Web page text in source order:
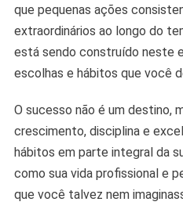
que pequenas ações
extraordinários ao longo do
está sendo construído neste
escolhas e hábitos que você
O sucesso não é um destino,
crescimento, disciplina e
hábitos em parte integral da
como sua vida profissional e
que você talvez nem